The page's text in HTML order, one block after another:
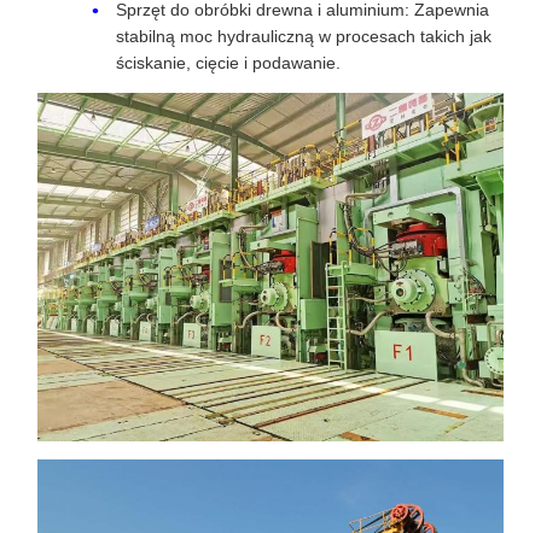
Sprzęt do obróbki drewna i aluminium: Zapewnia
stabilną moc hydrauliczną w procesach takich jak
ściskanie, cięcie i podawanie.